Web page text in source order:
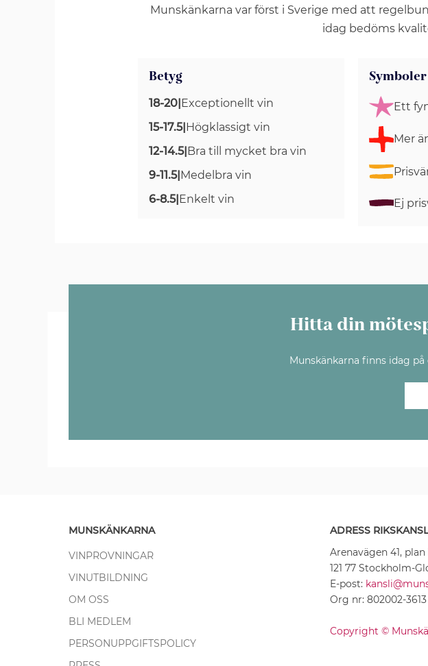
Munskänkarna var först i Sverige med att
idag bedöms
Betyg
18-20|Exceptionellt vin
15-17.5|Högklassigt vin
12-14.5|Bra till mycket bra vin
9-11.5|Medelbra vin
6-8.5|Enkelt vin
Symboler
Ett
Mer
Ej
Hitta din
Munskänkarna finns idag
MUNSKÄNKARNA
VINPROVNINGAR
VINUTBILDNING
OM OSS
BLI MEDLEM
PERSONUPPGIFTSPOLICY
ADRESS
Arenavägen 41, plan
121 77 Stockholm-
E-post:
Org nr: 802002-3613
Copyright ©